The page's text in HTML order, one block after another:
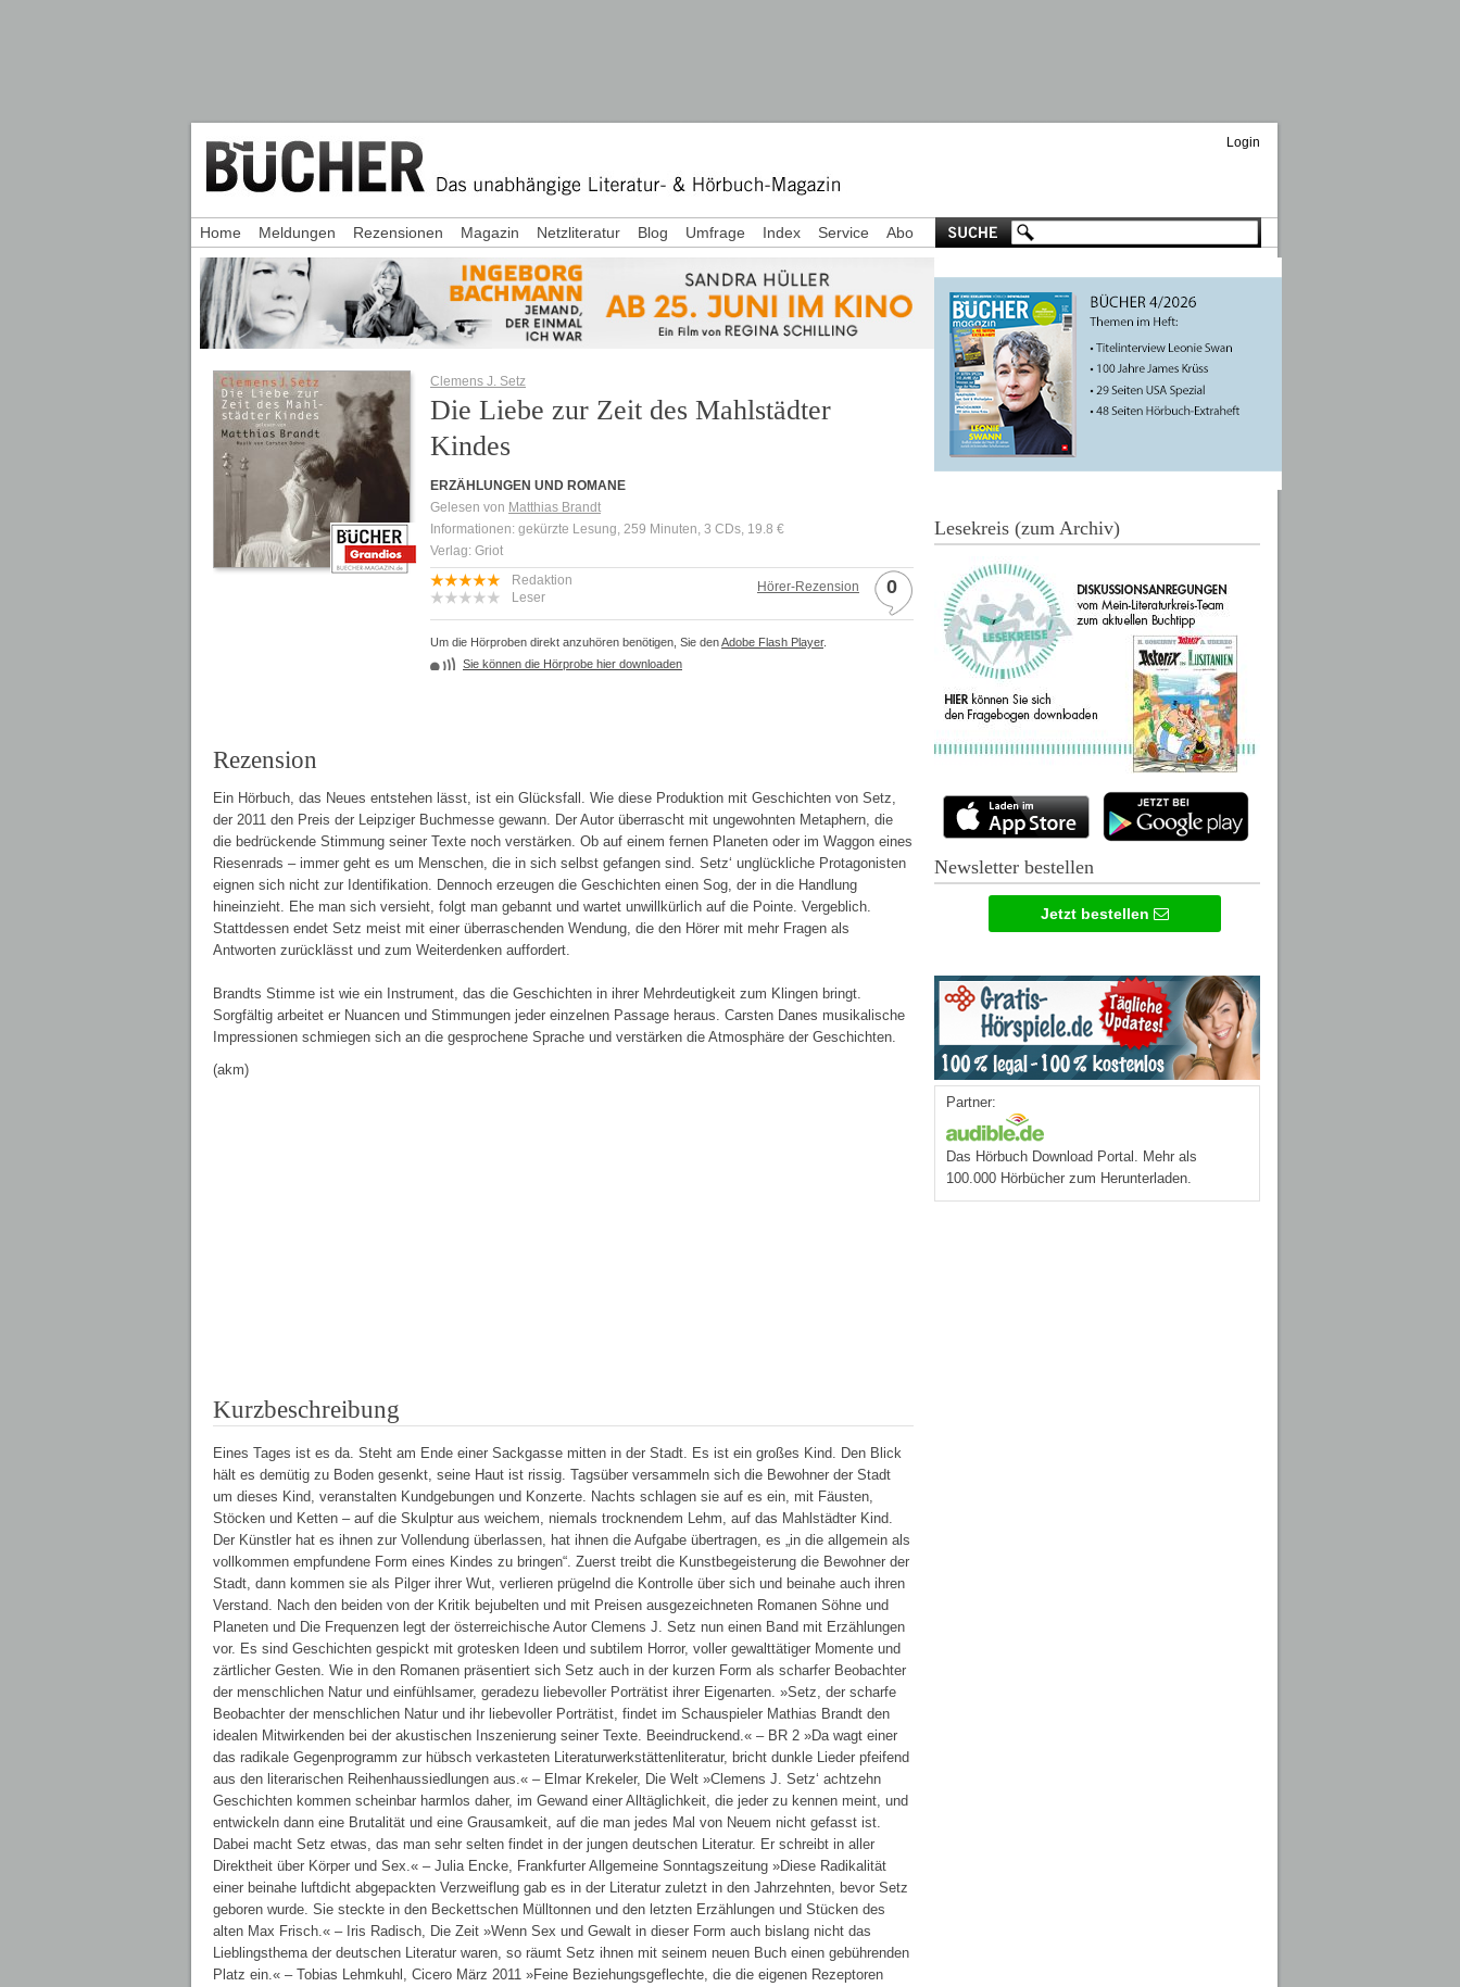
Login
Clemens J. Setz
Die Liebe zur Zeit des Mahlstädter
Kindes
ERZÄHLUNGEN UND ROMANE
Gelesen von Matthias Brandt
Informationen: gekürzte Lesung, 259 Minuten, 3 CDs, 19.8 €
Verlag: Griot
Hörer-Rezension 0
Redaktion
Leser
Um die Hörproben direkt anzuhören benötigen, Sie denAdobe Flash Player.
Sie können die Hörprobe hier downloaden
Rezension
Ein Hörbuch, das Neues entstehen lässt, ist ein Glücksfall. Wie diese Produktion mit Geschichten von Setz,
der 2011 den Preis der Leipziger Buchmesse gewann. Der Autor überrascht mit ungewohnten Metaphern, die
die bedrückende Stimmung seiner Texte noch verstärken. Ob auf einem fernen Planeten oder im Waggon eines
Riesenrads – immer geht es um Menschen, die in sich selbst gefangen sind. Setz‘ unglückliche Protagonisten
eignen sich nicht zur Identifikation. Dennoch erzeugen die Geschichten einen Sog, der in die Handlung
hineinzieht. Ehe man sich versieht, folgt man gebannt und wartet unwillkürlich auf die Pointe. Vergeblich.
Stattdessen endet Setz meist mit einer überraschenden Wendung, die den Hörer mit mehr Fragen als
Antworten zurücklässt und zum Weiterdenken auffordert.
Brandts Stimme ist wie ein Instrument, das die Geschichten in ihrer Mehrdeutigkeit zum Klingen bringt.
Sorgfältig arbeitet er Nuancen und Stimmungen jeder einzelnen Passage heraus. Carsten Danes musikalische
Impressionen schmiegen sich an die gesprochene Sprache und verstärken die Atmosphäre der Geschichten.
(akm)
Kurzbeschreibung
Eines Tages ist es da. Steht am Ende einer Sackgasse mitten in der Stadt. Es ist ein großes Kind. Den Blick
hält es demütig zu Boden gesenkt, seine Haut ist rissig. Tagsüber versammeln sich die Bewohner der Stadt
um dieses Kind, veranstalten Kundgebungen und Konzerte. Nachts schlagen sie auf es ein, mit Fäusten,
Stöcken und Ketten – auf die Skulptur aus weichem, niemals trocknendem Lehm, auf das Mahlstädter Kind.
Der Künstler hat es ihnen zur Vollendung überlassen, hat ihnen die Aufgabe übertragen, es „in die allgemein als
vollkommen empfundene Form eines Kindes zu bringen“. Zuerst treibt die Kunstbegeisterung die Bewohner der
Stadt, dann kommen sie als Pilger ihrer Wut, verlieren prügelnd die Kontrolle über sich und beinahe auch ihren
Verstand. Nach den beiden von der Kritik bejubelten und mit Preisen ausgezeichneten Romanen Söhne und
Planeten und Die Frequenzen legt der österreichische Autor Clemens J. Setz nun einen Band mit Erzählungen
vor. Es sind Geschichten gespickt mit grotesken Ideen und subtilem Horror, voller gewalttätiger Momente und
zärtlicher Gesten. Wie in den Romanen präsentiert sich Setz auch in der kurzen Form als scharfer Beobachter
der menschlichen Natur und einfühlsamer, geradezu liebevoller Porträtist ihrer Eigenarten. »Setz, der scharfe
Beobachter der menschlichen Natur und ihr liebevoller Porträtist, findet im Schauspieler Mathias Brandt den
idealen Mitwirkenden bei der akustischen Inszenierung seiner Texte. Beeindruckend.« – BR 2 »Da wagt einer
das radikale Gegenprogramm zur hübsch verkasteten Literaturwerkstättenliteratur, bricht dunkle Lieder pfeifend
aus den literarischen Reihenhaussiedlungen aus.« – Elmar Krekeler, Die Welt »Clemens J. Setz‘ achtzehn
Geschichten kommen scheinbar harmlos daher, im Gewand einer Alltäglichkeit, die jeder zu kennen meint, und
entwickeln dann eine Brutalität und eine Grausamkeit, auf die man jedes Mal von Neuem nicht gefasst ist.
Dabei macht Setz etwas, das man sehr selten findet in der jungen deutschen Literatur. Er schreibt in aller
Direktheit über Körper und Sex.« – Julia Encke, Frankfurter Allgemeine Sonntagszeitung »Diese Radikalität
einer beinahe luftdicht abgepackten Verzweiflung gab es in der Literatur zuletzt in den Jahrzehnten, bevor Setz
geboren wurde. Sie steckte in den Beckettschen Mülltonnen und den letzten Erzählungen und Stücken des
alten Max Frisch.« – Iris Radisch, Die Zeit »Wenn Sex und Gewalt in dieser Form auch bislang nicht das
Lieblingsthema der deutschen Literatur waren, so räumt Setz ihnen mit seinem neuen Buch einen gebührenden
Platz ein.« – Tobias Lehmkuhl, Cicero März 2011 »Feine Beziehungsgeflechte, die die eigenen Rezeptoren
Home Meldungen Rezensionen Magazin Netzliteratur Blog Umfrage Index Service Abo
Lesekreis (zum Archiv)
Newsletter bestellen
Jetzt bestellen
Partner:
Das Hörbuch Download Portal. Mehr als
100.000 Hörbücher zum Herunterladen.